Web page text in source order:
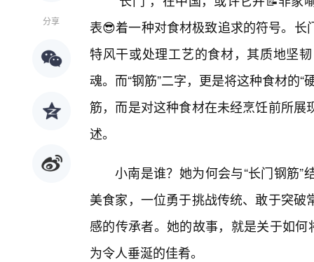
分享
表😎着一种对食材极致追求的符号。
特风干或处理工艺的食材，其质地坚
魂。而“钢筋”二字，更是将这种食材的
筋，而是对这种食材在未经烹饪前所
述。
小南是谁？她为何会与“长门钢筋
美食家，一位勇于挑战传统、敢于突
感的传承者。她的故事，就是关于如
为令人垂涎的佳肴。